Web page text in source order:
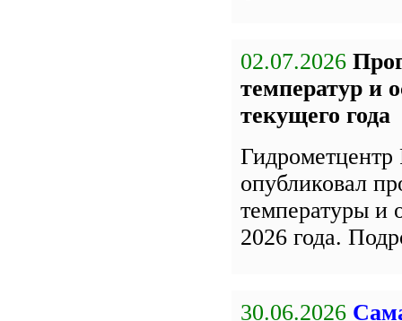
02.07.2026
температур и
текущего года
Гидрометцентр
опубликовал
температуры и
2026 года.
30.06.2026